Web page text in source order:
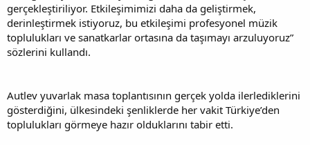
gerçekleştiriliyor. Etkileşimimizi daha da geliştirmek,
derinleştirmek istiyoruz, bu etkileşimi profesyonel müzik
toplulukları ve sanatkarlar ortasına da taşımayı arzuluyoruz”
sözlerini kullandı.
Autlev yuvarlak masa toplantısının gerçek yolda ilerlediklerini
gösterdiğini, ülkesindeki şenliklerde her vakit Türkiye’den
toplulukları görmeye hazır olduklarını tabir etti.